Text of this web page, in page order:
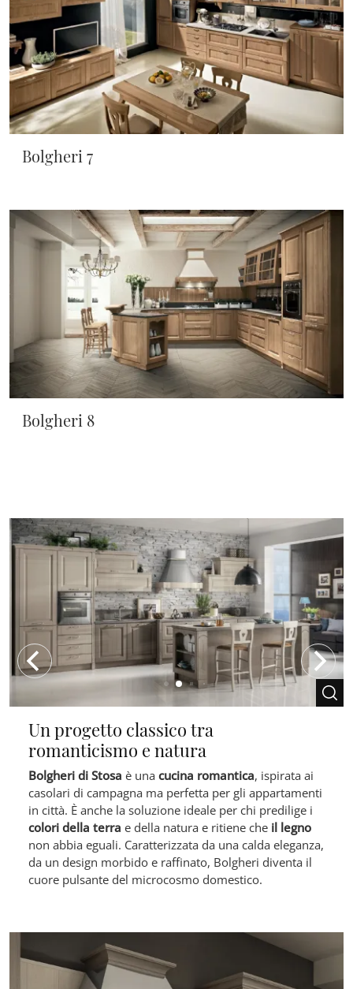
Bolgheri 7
Bolgheri 8
Un progetto classico tra
romanticismo e natura
Bolgheri di Stosa è una cucina romantica, ispirata ai
casolari di campagna ma perfetta per gli appartamenti
in città. È anche la soluzione ideale per chi predilige i
colori della terra e della natura e ritiene che il legno
non abbia eguali. Caratterizzata da una calda eleganza,
da un design morbido e raffinato, Bolgheri diventa il
cuore pulsante del microcosmo domestico.